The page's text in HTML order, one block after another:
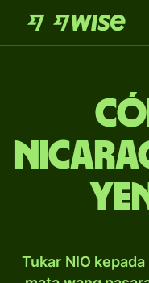
Tukar NIO